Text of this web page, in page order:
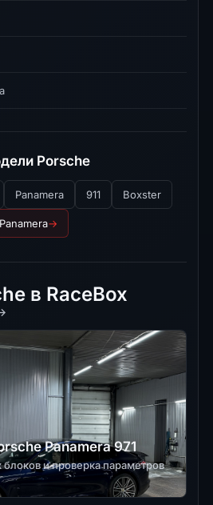
Porsche
Panamera 911 Boxster
→
в RaceBox
Panamera 971
и проверка параметров